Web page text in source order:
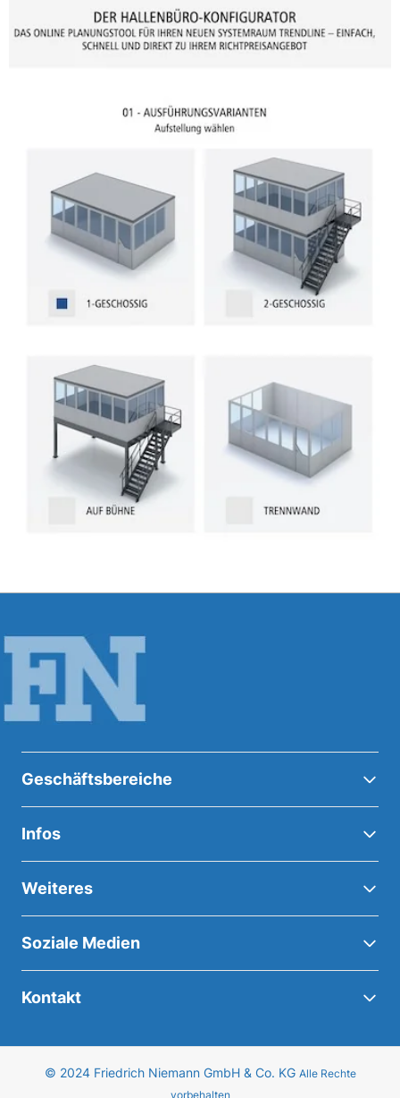
Geschäftsbereiche
Infos
Weiteres
Soziale Medien
Kontakt
© 2024 Friedrich Niemann GmbH & Co. KG Alle Rechte
vorbehalten